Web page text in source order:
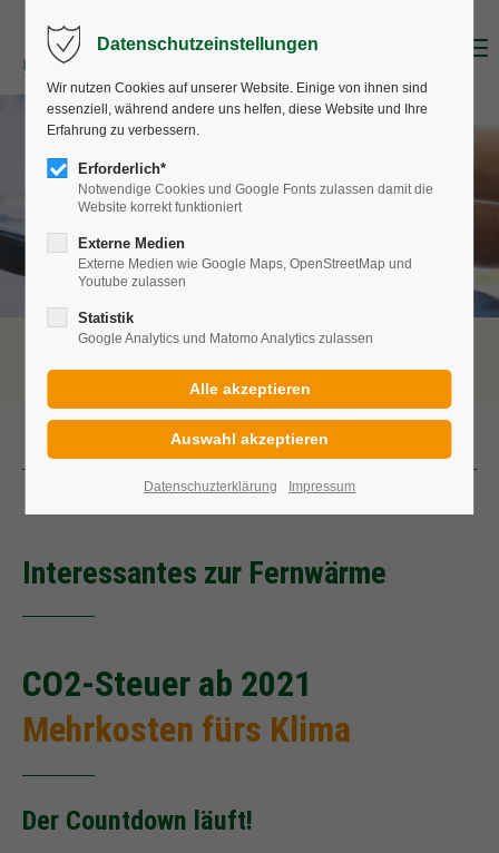
Naturwärme
Preisinformationen
Interessantes zur Fernwärme
Interessantes zur Fernwärme
CO2-Steuer ab 2021
Mehrkosten fürs Klima
Der Countdown läuft!
Datenschutzeinstellungen
Wir nutzen Cookies auf unserer Website. Einige von ihnen sind
essenziell, während andere uns helfen, diese Website und Ihre
Erfahrung zu verbessern.
Erforderlich*
Notwendige Cookies und Google Fonts zulassen damit die
Website korrekt funktioniert
Externe Medien
Externe Medien wie Google Maps, OpenStreetMap und
Youtube zulassen
Statistik
Google Analytics und Matomo Analytics zulassen
Datenschuzterklärung Impressum